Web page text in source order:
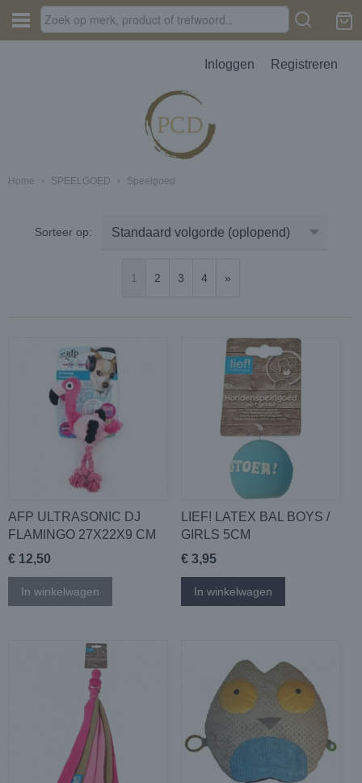
Inloggen Registreren
Home › SPEELGOED › Speelgoed
Sorteer op:
1 2 3 4 »
AFP ULTRASONIC DJ
FLAMINGO 27X22X9 CM
€ 12,50
In winkelwagen
LIEF! LATEX BAL BOYS /
GIRLS 5CM
€ 3,95
In winkelwagen